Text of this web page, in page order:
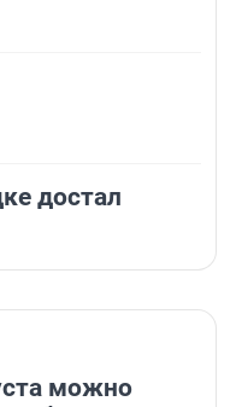
достал
можно